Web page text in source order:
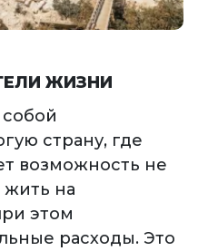
ЖИЗНИ
страну, где
возможность не
жить на
этом
расходы. Это